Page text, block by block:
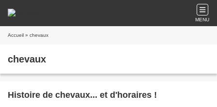
MENU
Accueil » chevaux
chevaux
Histoire de chevaux... et d'horaires !